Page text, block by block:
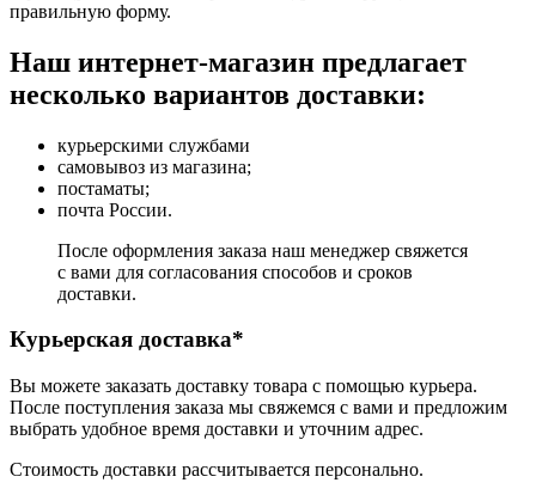
правильную форму.
Наш интернет-магазин предлагает
несколько вариантов доставки:
курьерскими службами
самовывоз из магазина;
постаматы;
почта России.
После оформления заказа наш менеджер свяжется
с вами для согласования способов и сроков
доставки.
Курьерская доставка*
Вы можете заказать доставку товара с помощью курьера.
После поступления заказа мы свяжемся с вами и предложим
выбрать удобное время доставки и уточним адрес.
Стоимость доставки рассчитывается персонально.